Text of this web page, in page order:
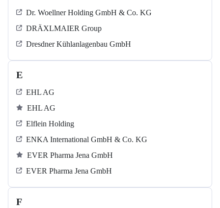
Dr. Woellner Holding GmbH & Co. KG
DRÄXLMAIER Group
Dresdner Kühlanlagenbau GmbH
E
EHL AG
EHL AG
Elflein Holding
ENKA International GmbH & Co. KG
EVER Pharma Jena GmbH
EVER Pharma Jena GmbH
F